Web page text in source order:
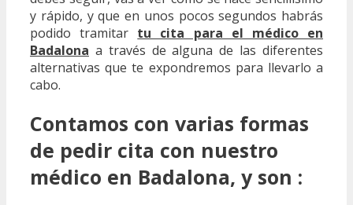
y rápido, y que en unos pocos segundos habrás
podido tramitar tu cita para el médico en
Badalona a través de alguna de las diferentes
alternativas que te expondremos para llevarlo a
cabo.
Contamos con varias formas
de pedir cita con nuestro
médico en Badalona, y son :